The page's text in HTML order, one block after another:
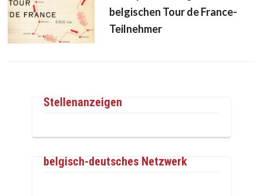
belgischen Tour de France-
Teilnehmer
Stellenanzeigen
belgisch-deutsches Netzwerk